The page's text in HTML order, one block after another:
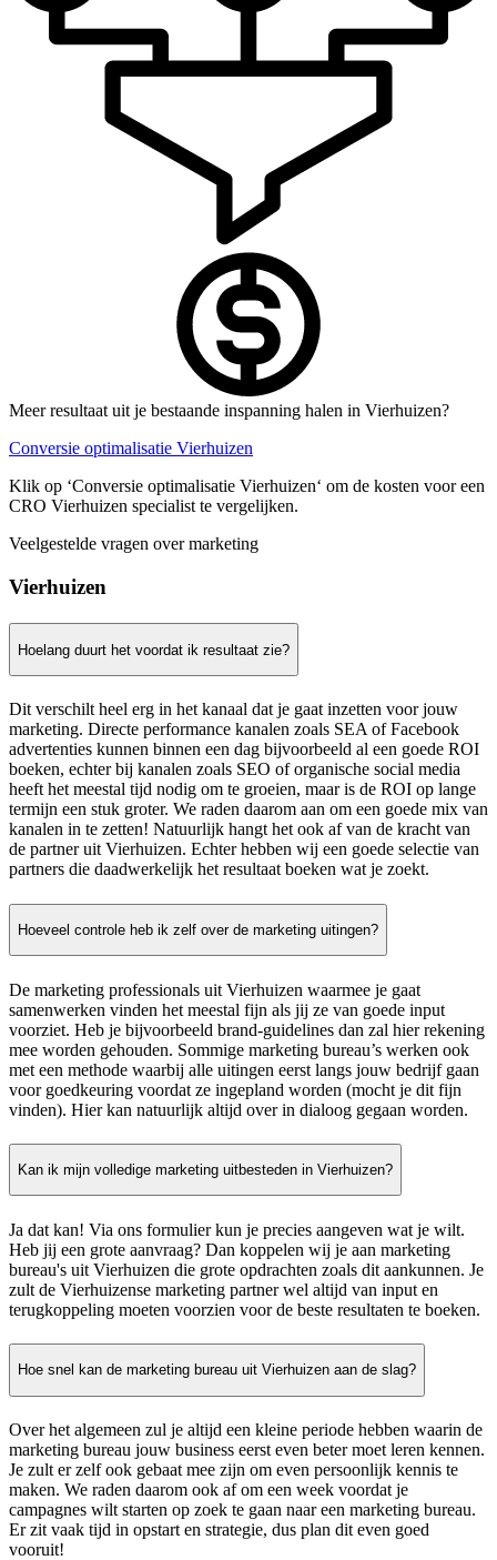
Meer resultaat uit je bestaande inspanning halen in Vierhuizen?
Conversie optimalisatie Vierhuizen
Klik op ‘Conversie optimalisatie Vierhuizen‘ om de kosten voor een
CRO Vierhuizen specialist te vergelijken.
Veelgestelde vragen over marketing
Vierhuizen
Hoelang duurt het voordat ik resultaat zie?
Dit verschilt heel erg in het kanaal dat je gaat inzetten voor jouw
marketing. Directe performance kanalen zoals SEA of Facebook
advertenties kunnen binnen een dag bijvoorbeeld al een goede ROI
boeken, echter bij kanalen zoals SEO of organische social media
heeft het meestal tijd nodig om te groeien, maar is de ROI op lange
termijn een stuk groter. We raden daarom aan om een goede mix van
kanalen in te zetten! Natuurlijk hangt het ook af van de kracht van
de partner uit Vierhuizen. Echter hebben wij een goede selectie van
partners die daadwerkelijk het resultaat boeken wat je zoekt.
Hoeveel controle heb ik zelf over de marketing uitingen?
De marketing professionals uit Vierhuizen waarmee je gaat
samenwerken vinden het meestal fijn als jij ze van goede input
voorziet. Heb je bijvoorbeeld brand-guidelines dan zal hier rekening
mee worden gehouden. Sommige marketing bureau’s werken ook
met een methode waarbij alle uitingen eerst langs jouw bedrijf gaan
voor goedkeuring voordat ze ingepland worden (mocht je dit fijn
vinden). Hier kan natuurlijk altijd over in dialoog gegaan worden.
Kan ik mijn volledige marketing uitbesteden in Vierhuizen?
Ja dat kan! Via ons formulier kun je precies aangeven wat je wilt.
Heb jij een grote aanvraag? Dan koppelen wij je aan marketing
bureau's uit Vierhuizen die grote opdrachten zoals dit aankunnen. Je
zult de Vierhuizense marketing partner wel altijd van input en
terugkoppeling moeten voorzien voor de beste resultaten te boeken.
Hoe snel kan de marketing bureau uit Vierhuizen aan de slag?
Over het algemeen zul je altijd een kleine periode hebben waarin de
marketing bureau jouw business eerst even beter moet leren kennen.
Je zult er zelf ook gebaat mee zijn om even persoonlijk kennis te
maken. We raden daarom ook af om een week voordat je
campagnes wilt starten op zoek te gaan naar een marketing bureau.
Er zit vaak tijd in opstart en strategie, dus plan dit even goed
vooruit!